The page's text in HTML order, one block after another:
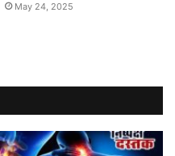
May 24, 2025